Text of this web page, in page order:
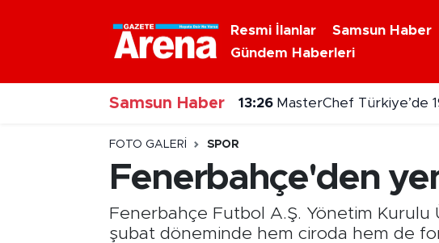
Resmi İlanlar Samsun Haber
Gündem Haberleri
Samsun Haber 13:18 Samsun traktör kazası!
FOTO GALERI SPOR
Fenerbahçe'den
Fenerbahçe Futbol A.Ş. Yönetim
şubat döneminde hem ciroda hem de
Nöbetçi Eczaneler
Hava Durumu
Samsun Namaz Vakitleri
Trafik Durumu
Süper Lig Puan Durumu ve Fikstür